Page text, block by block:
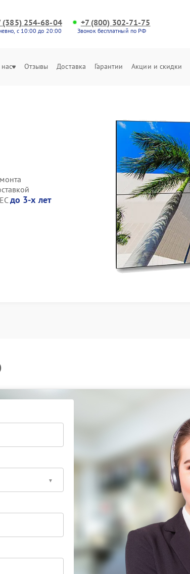
(385) 254-68-04
с 10:00 до 20:00
+7 (800) 302-71-75
Звонок бесплатный по РФ
Отзывы Доставка Гарантии Акции и скидки
до 3-х лет